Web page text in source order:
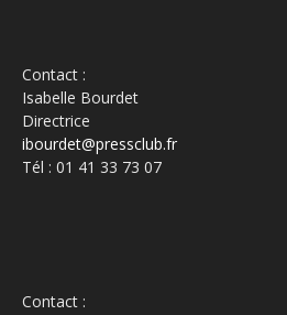
Contact :
Isabelle Bourdet
Directrice
ibourdet@pressclub.fr
Tél : 01 41 33 73 07
Contact :